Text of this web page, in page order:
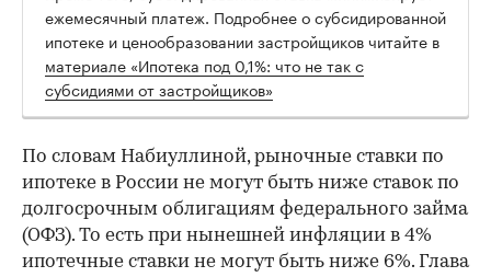
ежемесячный платеж. Подробнее о субсидированной
ипотеке и ценообразовании застройщиков читайте в
материале «Ипотека под 0,1%: что не так с
субсидиями от застройщиков»
По словам Набиуллиной, рыночные ставки по
ипотеке в России не могут быть ниже ставок по
долгосрочным облигациям федерального займа
(ОФЗ). То есть при нынешней инфляции в 4%
ипотечные ставки не могут быть ниже 6%. Глава